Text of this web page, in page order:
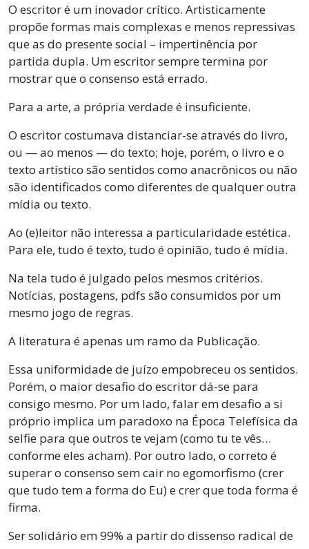
O escritor é um inovador crítico. Artisticamente
propõe formas mais complexas e menos repressivas
que as do presente social – impertinência por
partida dupla. Um escritor sempre termina por
mostrar que o consenso está errado.
Para a arte, a própria verdade é insuficiente.
O escritor costumava distanciar-se através do livro,
ou — ao menos — do texto; hoje, porém, o livro e o
texto artístico são sentidos como anacrônicos ou não
são identificados como diferentes de qualquer outra
mídia ou texto.
Ao (e)leitor não interessa a particularidade estética.
Para ele, tudo é texto, tudo é opinião, tudo é mídia.
Na tela tudo é julgado pelos mesmos critérios.
Notícias, postagens, pdfs são consumidos por um
mesmo jogo de regras.
A literatura é apenas um ramo da Publicação.
Essa uniformidade de juízo empobreceu os sentidos.
Porém, o maior desafio do escritor dá-se para
consigo mesmo. Por um lado, falar em desafio a si
próprio implica um paradoxo na Época Telefísica da
selfie para que outros te vejam (como tu te vês…
conforme eles acham). Por outro lado, o correto é
superar o consenso sem cair no egomorfismo (crer
que tudo tem a forma do Eu) e crer que toda forma é
firma.
Ser solidário em 99% a partir do dissenso radical de